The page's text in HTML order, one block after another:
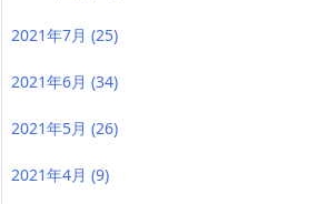
2021年7月 (25)
2021年6月 (34)
2021年5月 (26)
2021年4月 (9)